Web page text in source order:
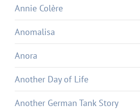
Annie Colère
Anomalisa
Anora
Another Day of Life
Another German Tank Story